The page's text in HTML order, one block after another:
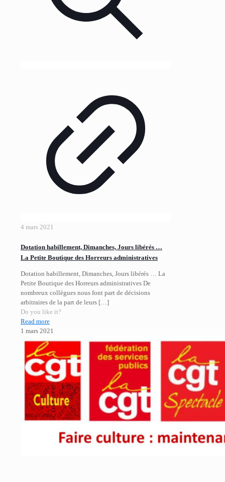
4 mars 2021
Dotation habillement, Dimanches, Jours libérés …
La Petite Boutique des Horreurs administratives
Dotation habillement, Dimanches, Jours libérés … La
Petite Boutique des Horreurs administratives De
nombreux collègues nous font part de décisions
arbitraires de la part de leurs […]
Do you like it?
Read more
1 mars 2021